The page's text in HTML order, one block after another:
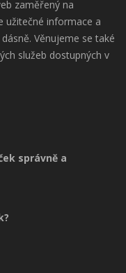
zaměřený na
užitečné informace a
Věnujeme se také
služeb dostupných v
správně a